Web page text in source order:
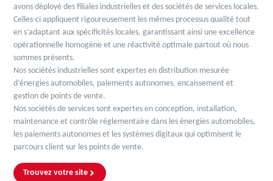
avons déployé des filiales industrielles et des sociétés de services locales.
Celles-ci appliquent rigoureusement les mêmes processus qualité tout
en s’adaptant aux spécificités locales, garantissant ainsi une excellence
opérationnelle homogène et une réactivité optimale partout où nous
sommes présents.
Nos sociétés industrielles sont expertes en distribution mesurée
d’énergies automobiles, paiements autonomes, encaissement et
gestion de points de vente.
Nos sociétés de services sont expertes en conception, installation,
maintenance et contrôle réglementaire dans les énergies automobiles,
les paiements autonomes et les systèmes digitaux qui optimisent le
parcours client sur les points de vente.
Trouvez votre site